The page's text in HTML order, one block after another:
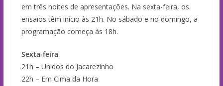
em três noites de apresentações. Na sexta-feira, os
ensaios têm início às 21h. No sábado e no domingo, a
programação começa às 18h.
Sexta-feira
21h – Unidos do Jacarezinho
22h – Em Cima da Hora